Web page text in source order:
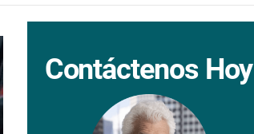
Contáctenos Hoy